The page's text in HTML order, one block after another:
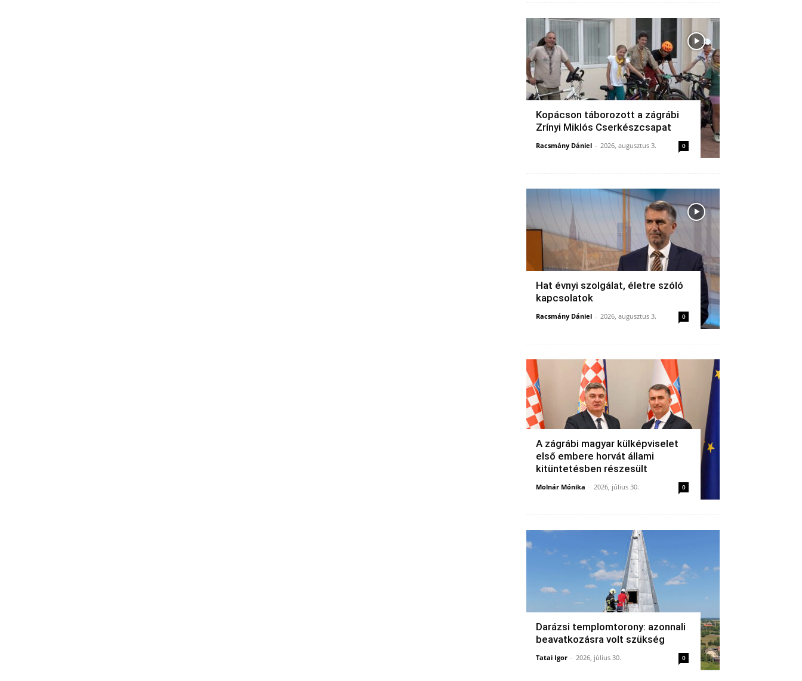
Kopácson táborozott a zágrábi
Zrínyi Miklós Cserkészcsapat
Racsmány Dániel - 2026, augusztus 3. 0
Hat évnyi szolgálat, életre szóló
kapcsolatok
Racsmány Dániel - 2026, augusztus 3. 0
A zágrábi magyar külképviselet
első embere horvát állami
kitüntetésben részesült
Molnár Mónika - 2026, július 30. 0
Darázsi templomtorony: azonnali
beavatkozásra volt szükség
Tatai Igor - 2026, július 30. 0